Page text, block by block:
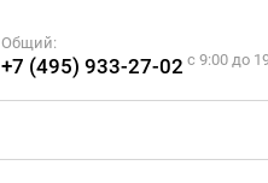
Общий:
+7 (495) 933-27-02 c 9:00 до